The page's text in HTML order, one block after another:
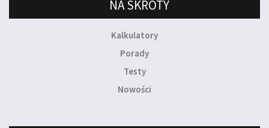
NA SKRÓTY
Kalkulatory
Porady
Testy
Nowości